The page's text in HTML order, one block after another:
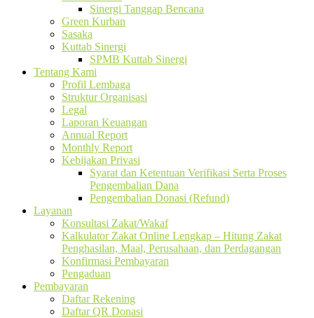
Sinergi Tanggap Bencana
Green Kurban
Sasaka
Kuttab Sinergi
SPMB Kuttab Sinergi
Tentang Kami
Profil Lembaga
Struktur Organisasi
Legal
Laporan Keuangan
Annual Report
Monthly Report
Kebijakan Privasi
Syarat dan Ketentuan Verifikasi Serta Proses
Pengembalian Dana
Pengembalian Donasi (Refund)
Layanan
Konsultasi Zakat/Wakaf
Kalkulator Zakat Online Lengkap – Hitung Zakat
Penghasilan, Maal, Perusahaan, dan Perdagangan
Konfirmasi Pembayaran
Pengaduan
Pembayaran
Daftar Rekening
Daftar QR Donasi